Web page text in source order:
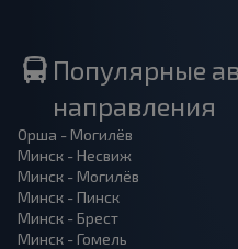
Популярные
направления
Орша - Могилёв
Минск - Несвиж
Минск - Могилёв
Минск - Пинск
Минск - Брест
Минск - Гомель